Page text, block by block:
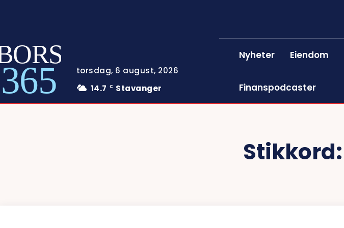
365
torsdag, 6 august, 2026
14.7
C Stavanger
Nyheter Eiendom
Finanspodcaster
Stikkord: